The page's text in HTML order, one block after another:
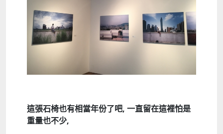
這張石椅也有相當年份了吧, 一直留在這裡怕是
重量也不少,